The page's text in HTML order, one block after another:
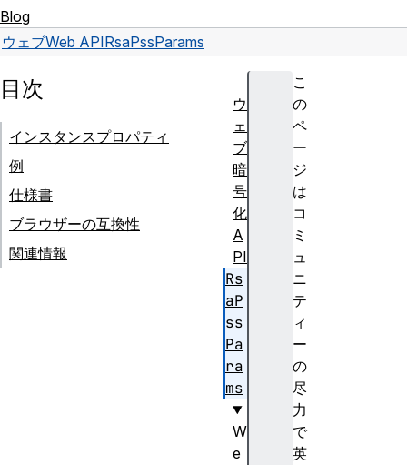
Blog
ウェブWeb APIRsaPssParams
こ
の
ペ
ー
ジ
は
コ
ミ
ュ
ニ
テ
ィ
ー
の
尽
力
で
英
目次
インスタンスプロパティ
例
仕様書
ブラウザーの互換性
関連情報
ウ
ェ
ブ
暗
号
化
A
PI
Rs
aP
ss
Pa
ra
ms
W
e